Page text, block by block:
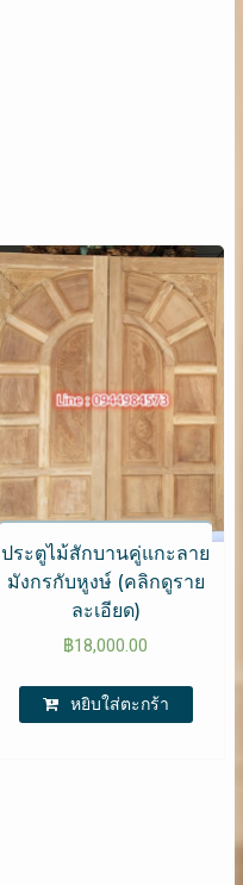
ประตูไม้สักบานคู่แกะลาย
มังกรกับหูงษ์ (คลิกดูราย
ละเอียด)
฿18,000.00
หยิบใส่ตะกร้า